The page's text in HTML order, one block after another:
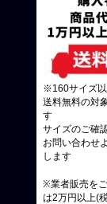
※160サイズ以
送料無料の対
す
サイズのご確
お問い合わせ
します
※業者販売を
は2万円以上(